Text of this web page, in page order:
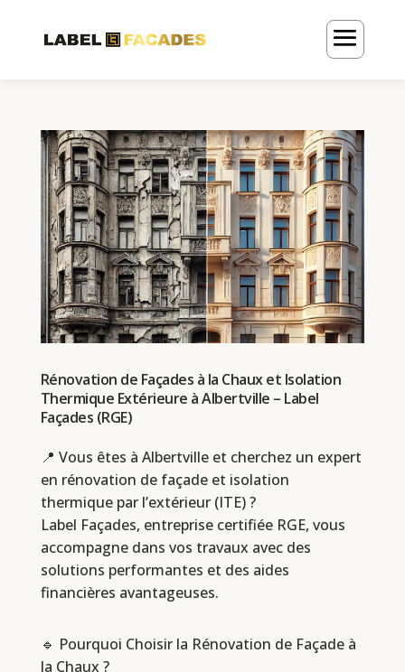
Rénovation de Façades à la Chaux et Isolation
Thermique Extérieure à Albertville – Label
Façades (RGE)
📍 Vous êtes à Albertville et cherchez un expert
en rénovation de façade et isolation
thermique par l’extérieur (ITE) ?
Label Façades, entreprise certifiée RGE, vous
accompagne dans vos travaux avec des
solutions performantes et des aides
financières avantageuses.
🔹 Pourquoi Choisir la Rénovation de Façade à
la Chaux ?